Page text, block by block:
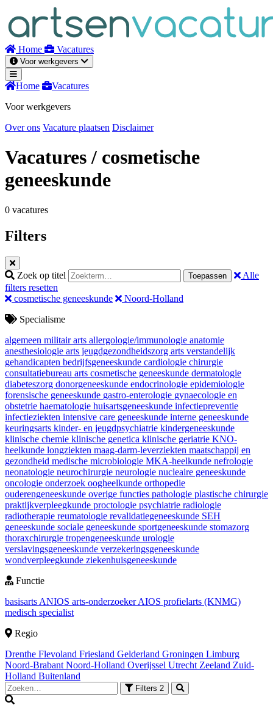
inhoud
Home Vacatures
Voor werkgevers
Home
Vacatures
Voor werkgevers
Over ons Vacature plaatsen Disclaimer
Vacatures/ cosmetische
geneeskunde
0 vacatures
Filters
Zoek op titel Toepassen
Alle
filters resetten
cosmetische geneeskunde
Noord-Holland
Specialisme
algemeen militair arts allergologie/immunologie anatomie
anesthesiologie arts jeugdgezondheidszorg arts verstandelijk
gehandicapten bedrijfsgeneeskunde cardiologie chirurgie
consultatiebureau arts cosmetische geneeskunde dermatologie
diabeteszorg donorgeneeskunde endocrinologie epidemiologie
forensische geneeskunde gastro-enterologie gynaecologie en
obstetrie haematologie huisartsgeneeskunde infectiepreventie
infectieziekten intensive care geneeskunde interne geneeskunde
keuringsarts kinder- en jeugdpsychiatrie kindergeneeskunde
klinische chemie klinische genetica klinische geriatrie KNO-
heelkunde longziekten maag-darm-leverziekten maatschappij en
gezondheid medische microbiologie MKA-heelkunde nefrologie
neonatologie neurochirurgie neurologie nucleaire geneeskunde
oncologie onderzoek oogheelkunde orthopedie
ouderengeneeskunde overige functies pathologie plastische chirurgie
praktijkverpleegkunde proctologie psychiatrie radiologie
radiotherapie reumatologie revalidatiegeneeskunde SEH
geneeskunde sociale geneeskunde sportgeneeskunde stomazorg
thoraxchirurgie tropengeneeskunde urologie
verslavingsgeneeskunde verzekeringsgeneeskunde
wondverpleegkunde ziekenhuisgeneeskunde
Functie
basisarts ANIOS arts-onderzoekerAIOS profielarts (KNMG)
medisch specialist
Regio
Drenthe Flevoland Friesland Gelderland Groningen Limburg
Noord-Brabant Noord-Holland Overijssel Utrecht Zeeland Zuid-
Holland Buitenland
Filters 2